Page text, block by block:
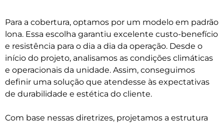
Para a cobertura, optamos por um modelo em padrão
lona. Essa escolha garantiu excelente custo-benefício
e resistência para o dia a dia da operação. Desde o
início do projeto, analisamos as condições climáticas
e operacionais da unidade. Assim, conseguimos
definir uma solução que atendesse às expectativas
de durabilidade e estética do cliente.
Com base nessas diretrizes, projetamos a estrutura